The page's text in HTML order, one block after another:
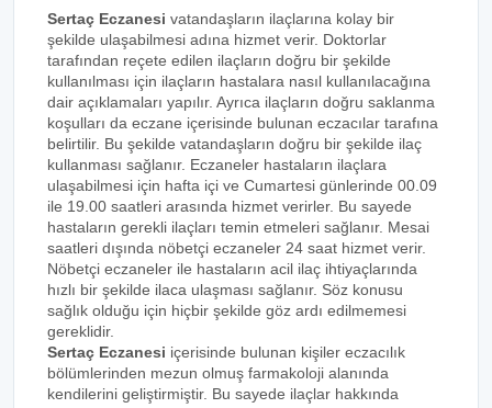
Sertaç Eczanesi vatandaşların ilaçlarına kolay bir
şekilde ulaşabilmesi adına hizmet verir. Doktorlar
tarafından reçete edilen ilaçların doğru bir şekilde
kullanılması için ilaçların hastalara nasıl kullanılacağına
dair açıklamaları yapılır. Ayrıca ilaçların doğru saklanma
koşulları da eczane içerisinde bulunan eczacılar tarafına
belirtilir. Bu şekilde vatandaşların doğru bir şekilde ilaç
kullanması sağlanır. Eczaneler hastaların ilaçlara
ulaşabilmesi için hafta içi ve Cumartesi günlerinde 00.09
ile 19.00 saatleri arasında hizmet verirler. Bu sayede
hastaların gerekli ilaçları temin etmeleri sağlanır. Mesai
saatleri dışında nöbetçi eczaneler 24 saat hizmet verir.
Nöbetçi eczaneler ile hastaların acil ilaç ihtiyaçlarında
hızlı bir şekilde ilaca ulaşması sağlanır. Söz konusu
sağlık olduğu için hiçbir şekilde göz ardı edilmemesi
gereklidir.
Sertaç Eczanesi içerisinde bulunan kişiler eczacılık
bölümlerinden mezun olmuş farmakoloji alanında
kendilerini geliştirmiştir. Bu sayede ilaçlar hakkında